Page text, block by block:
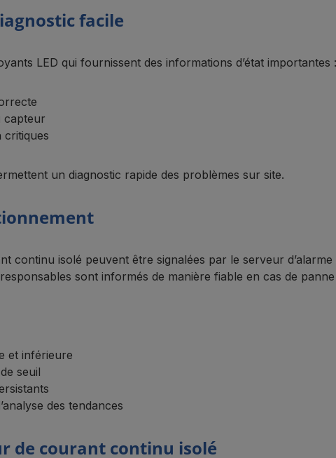
facile
LED qui fournissent des informations d’état importantes :
capteur
critiques
un diagnostic rapide des problèmes sur site.
continu isolé peuvent être signalées par le serveur
sont informés de manière fiable en cas de
et inférieure
seuil
des tendances
de courant continu isolé